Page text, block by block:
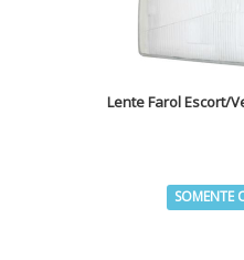
Lente Farol Escort/
SOMENTE